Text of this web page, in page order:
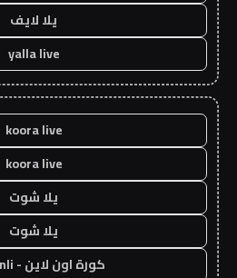
يلا لايف
yalla live
koora live
koora live
يلا شوت
يلا شوت
كورة اون لاين - kora onli